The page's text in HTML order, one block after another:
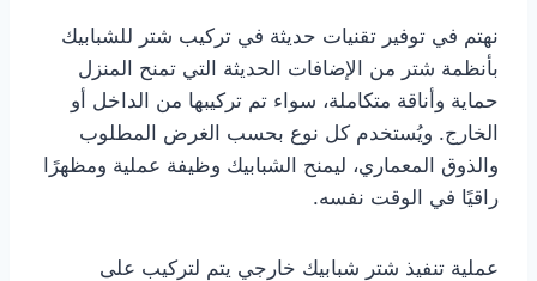
نهتم في توفير تقنيات حديثة في تركيب شتر للشبابيك
بأنظمة شتر من الإضافات الحديثة التي تمنح المنزل
حماية وأناقة متكاملة، سواء تم تركيبها من الداخل أو
الخارج. ويُستخدم كل نوع بحسب الغرض المطلوب
والذوق المعماري، ليمنح الشبابيك وظيفة عملية ومظهرًا
راقيًا في الوقت نفسه.
عملية تنفيذ شتر شبابيك خارجي يتم لتركيب على